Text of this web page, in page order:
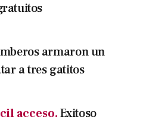
armaron un
a tres gatitos
acceso.Exitoso